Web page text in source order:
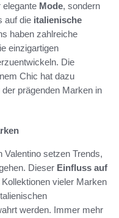
elegante Mode, sondern
auf die italienische
haben zahlreiche
einzigartigen
Die
Chic hat dazu
prägenden Marken in
Valentino setzen Trends,
Dieser Einfluss auf
vieler Marken
werden. Immer mehr